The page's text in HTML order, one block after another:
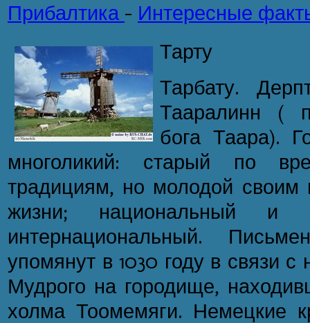
Прибалтика - Интересные
Тарту
Тарбату.
Тааралинн (
бога Таара).
многоликий: старый по
традициям, но молодой своим
жизни; национальный
интернациональный.
упомянут в 1030 году в связи
Мудрого на городище,
холма Тоомемяги. Немецкие